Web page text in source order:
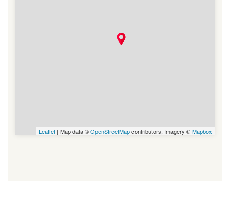
Leaflet | Map data ©OpenStreetMapcontributors, Imagery ©Mapbox